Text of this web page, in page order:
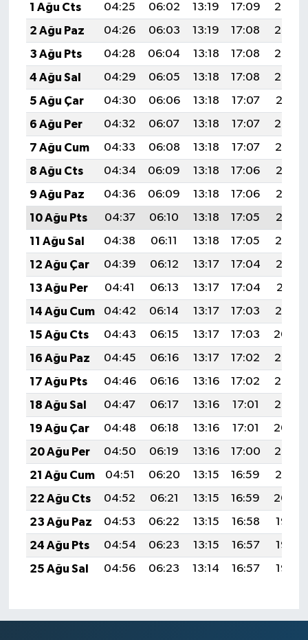
1 Ağu Cts
04:25 06:02 13:19 17:09
20:25
2 Ağu Paz
04:26 06:03 13:19 17:08
20:24
3 Ağu Pts
04:28 06:04 13:18 17:08
20:23
4 Ağu Sal
04:29 06:05 13:18 17:08
20:22
5 Ağu Çar
04:30 06:06 13:18 17:07
20:21
6 Ağu Per
04:32 06:07 13:18 17:07
20:20
7 Ağu Cum
04:33 06:08 13:18 17:07
20:19
8 Ağu Cts
04:34 06:09 13:18 17:06
20:17
9 Ağu Paz
04:36 06:09 13:18 17:06
20:16
10 Ağu Pts
04:37 06:10 13:18 17:05
20:15
11 Ağu Sal
04:38 06:11 13:18 17:05
20:14
12 Ağu Çar
04:39 06:12 13:17 17:04
20:13
13 Ağu Per
04:41 06:13 13:17 17:04
20:11
14 Ağu Cum
04:42 06:14 13:17 17:03
20:10
15 Ağu Cts
04:43 06:15 13:17 17:03
20:09
16 Ağu Paz
04:45 06:16 13:17 17:02
20:08
17 Ağu Pts
04:46 06:16 13:16 17:02
20:06
18 Ağu Sal
04:47 06:17 13:16 17:01
20:05
19 Ağu Çar
04:48 06:18 13:16 17:01
20:04
20 Ağu Per
04:50 06:19 13:16 17:00
20:02
21 Ağu Cum
04:51 06:20 13:15 16:59
20:01
22 Ağu Cts
04:52 06:21 13:15 16:59
20:00
23 Ağu Paz
04:53 06:22 13:15 16:58
19:58
24 Ağu Pts
04:54 06:23 13:15 16:57
19:57
25 Ağu Sal
04:56 06:23 13:14 16:57 19:55